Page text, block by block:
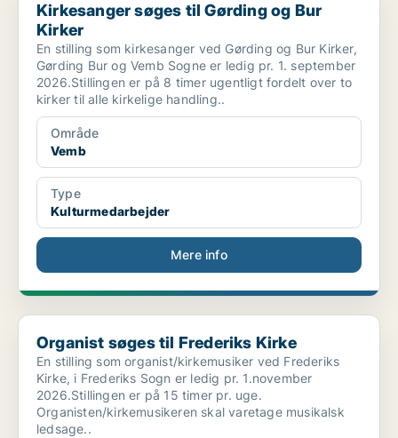
Kirkesanger søges til Gørding og Bur
Kirker
En stilling som kirkesanger ved Gørding og Bur Kirker,
Gørding Bur og Vemb Sogne er ledig pr. 1. september
2026.Stillingen er på 8 timer ugentligt fordelt over to
kirker til alle kirkelige handling..
Område
Vemb
Type
Kulturmedarbejder
Mere info
Organist søges til Frederiks Kirke
Organist søges til Frederiks Kirke
En stilling som organist/kirkemusiker ved Frederiks
Kirke, i Frederiks Sogn er ledig pr. 1.november
2026.Stillingen er på 15 timer pr. uge.
Organisten/kirkemusikeren skal varetage musikalsk
ledsage..